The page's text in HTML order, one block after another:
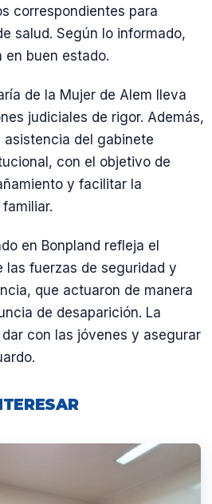
correspondientes para
salud. Según lo informado,
en buen estado.
de la Mujer de Alem lleva
judiciales de rigor. Además,
del gabinete
con el objetivo de
y facilitar la
en Bonpland refleja el
las fuerzas de seguridad y
que actuaron de manera
de desaparición. La
con las jóvenes y asegurar